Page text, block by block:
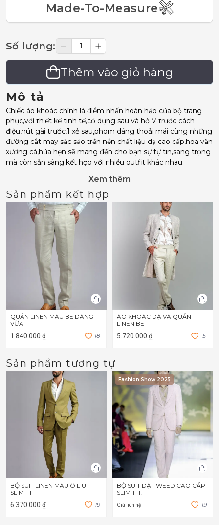
Made-To-Measure
Số lượng:
Thêm vào giỏ hàng
Mô tả
Chiếc áo khoác chính là điểm nhấn hoàn hảo của bộ trang
phục,với thiết kế tinh tế,cổ dựng sau và hở V trước cách
điệu,nút gài trước,1 xẻ sau,phom dáng thoải mái cùng những
đường cắt may sắc sảo trền nền chất liệu dạ cao cấp,hoa văn
xương cá,hứa hẹn sẽ mang đến cho bạn sự tự tin,sang trọng
mà còn sẵn sàng kết hợp với nhiều outfit khác nhau.
Xem thêm
Sản phẩm kết hợp
QUẦN LINEN MÀU BE DÁNG
VỪA
1.840.000 ₫ 18
ÁO KHOÁC DẠ VÀ QUẦN
LINEN BE
5.720.000 ₫ 5
Sản phẩm tương tự
BỘ SUIT LINEN MÀU Ô LIU
SLIM-FIT
6.370.000 ₫ 19
Fashion Show 2025
BỘ SUIT DẠ TWEED CAO CẤP
SLIM-FIT.
Giá liên hệ 19